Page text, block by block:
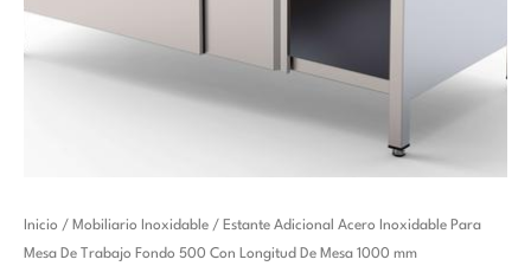
Inicio / Mobiliario Inoxidable / Estante Adicional Acero Inoxidable Para
Mesa De Trabajo Fondo 500 Con Longitud De Mesa 1000 mm
El
precio
El
precio
Estante
Adicional